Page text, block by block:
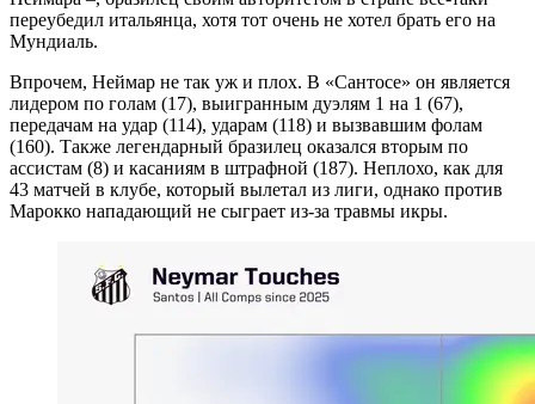
переубедил итальянца, хотя тот очень не хотел брать его на
Мундиаль.
Впрочем, Неймар не так уж и плох. В «Сантосе» он является
лидером по голам (17), выигранным дуэлям 1 на 1 (67),
передачам на удар (114), ударам (118) и вызвавшим фолам
(160). Также легендарный бразилец оказался вторым по
ассистам (8) и касаниям в штрафной (187). Неплохо, как для
43 матчей в клубе, который вылетал из лиги, однако против
Марокко нападающий не сыграет из-за травмы икры.